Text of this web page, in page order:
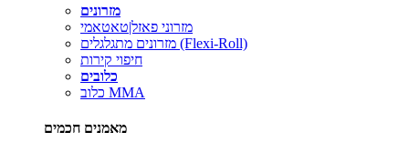
מזרונים
מזרוני פאזל|טאטאמי
מזרונים מתגלגלים (Flexi-Roll)
חיפוי קירות
כלובים
כלוב MMA
מאמנים חכמים